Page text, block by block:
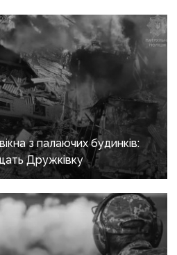
з палаючих будинків:
Дружківку